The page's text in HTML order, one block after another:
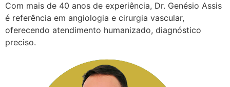
Com mais de 40 anos de experiência, Dr. Genésio Assis
é referência em angiologia e cirurgia vascular,
oferecendo atendimento humanizado, diagnóstico
preciso.